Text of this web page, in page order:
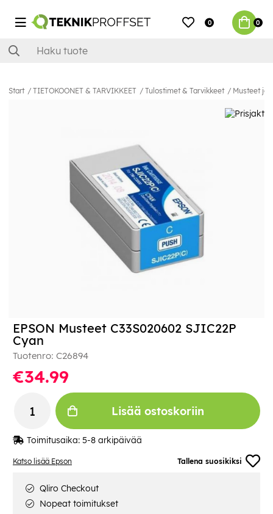
0 0
Start TIETOKOONET & TARVIKKEET Tulostimet & Tarvikkeet Musteet ja
Katso lisää Epson Tallena suosikiksi
EPSON Musteet C33S020602 SJIC22P
Cyan
Tuotenro: C26894
€34.99
Lisää ostoskoriin
Toimitusaika: 5-8 arkipäivää
Qliro Checkout
Nopeat toimitukset